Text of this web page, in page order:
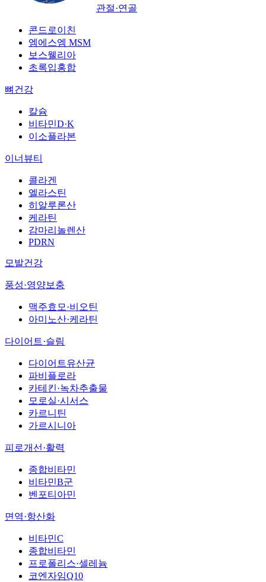
관절·연골
콘드로이친
엠에스엠 MSM
보스웰리아
초록입홍합
뼈건강
칼슘
비타민D·K
이소플라본
이너뷰티
콜라겐
엘라스틴
히알루론산
케라틴
감마리놀렌산
PDRN
모발건강
풍성·영양보충
맥주효모·비오틴
아미노산·케라틴
다이어트·슬림
다이어트유산균
파비플로라
카테킨·녹차추출물
모로실·시서스
카르니틴
가르시니아
피로개선·활력
종합비타민
비타민B군
벤포티아민
면역·항산화
비타민C
종합비타민
프로폴리스·셀레늄
코엔자임Q10